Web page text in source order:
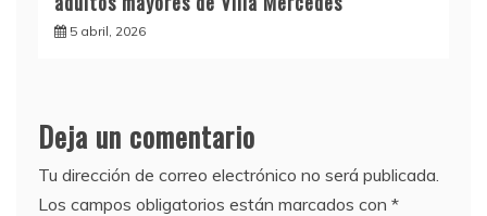
5 abril, 2026
Deja un comentario
Tu dirección de correo electrónico no será publicada.
Los campos obligatorios están marcados con *